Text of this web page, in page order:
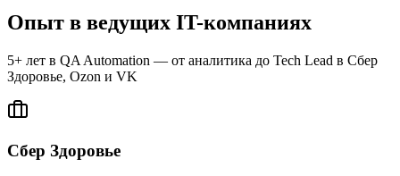
Опыт в ведущих IT-компаниях
5+ лет в QA Automation — от аналитика до Tech Lead в Сбер
Здоровье, Ozon и VK
Сбер Здоровье